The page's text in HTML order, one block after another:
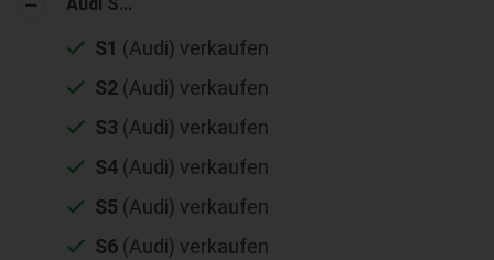
Audi S...
S1 (Audi) verkaufen
S2 (Audi) verkaufen
S3 (Audi) verkaufen
S4 (Audi) verkaufen
S5 (Audi) verkaufen
S6 (Audi) verkaufen